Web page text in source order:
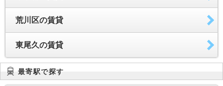
荒川区の賃貸
東尾久の賃貸
最寄駅で探す